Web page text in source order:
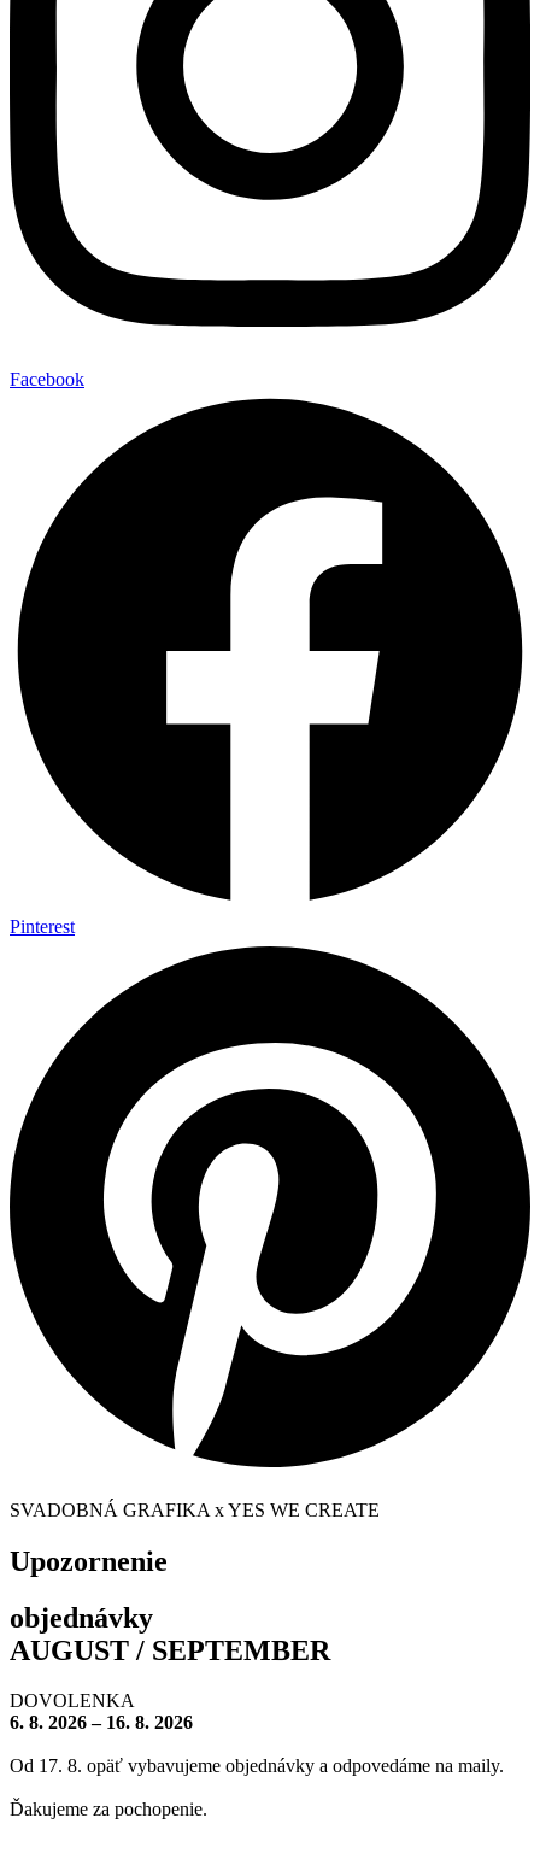
Facebook
Pinterest
SVADOBNÁ GRAFIKA x YES WE CREATE
Upozornenie
objednávky
AUGUST / SEPTEMBER
DOVOLENKA
6. 8. 2026 – 16. 8. 2026
Od 17. 8. opäť vybavujeme objednávky a odpovedáme na maily.
Ďakujeme za pochopenie.